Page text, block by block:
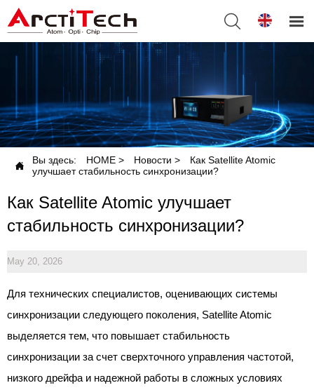
 
 Вы здесь: HOME > Новости >
Как Satellite Atomic
улучшает стабильность синхронизации?
Как Satellite Atomic улучшает
стабильность синхронизации?
May 20, 2026
Для технических специалистов, оценивающих системы
синхронизации следующего поколения, Satellite Atomic
выделяется тем, что повышает стабильность
синхронизации за счет сверхточного управления частотой,
низкого дрейфа и надежной работы в сложных условиях